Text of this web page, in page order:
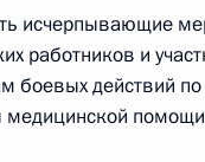
инвалидов
исчерпывающие
работников и
боевых действий
медицинской